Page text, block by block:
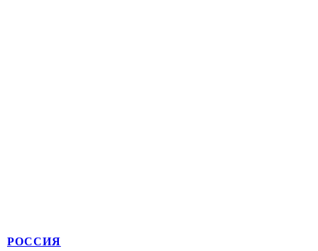
РОССИЯ